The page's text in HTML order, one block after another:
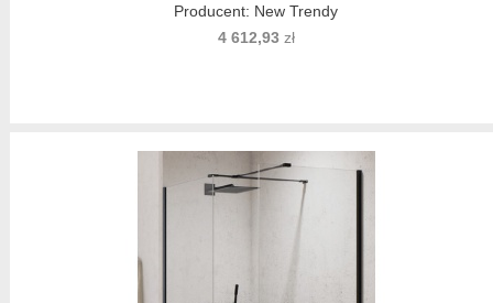
Producent: New Trendy
4 612,93zł